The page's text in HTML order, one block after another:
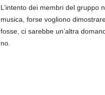
L’intento dei membri del gruppo
musica, forse vogliono
fosse, ci sarebbe un’altra
no.